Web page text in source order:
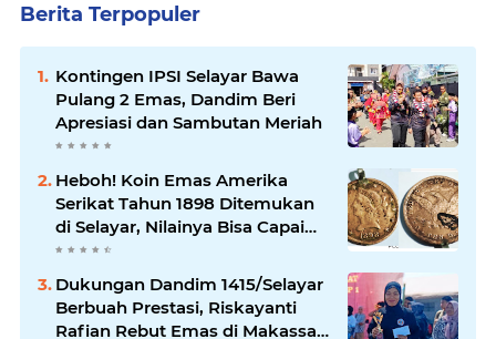
Berita Terpopuler
Kontingen IPSI Selayar Bawa
Pulang 2 Emas, Dandim Beri
Apresiasi dan Sambutan Meriah
Heboh! Koin Emas Amerika
Serikat Tahun 1898 Ditemukan
di Selayar, Nilainya Bisa Capai
Rp873 Juta
Dukungan Dandim 1415/Selayar
Berbuah Prestasi, Riskayanti
Rafian Rebut Emas di Makassar